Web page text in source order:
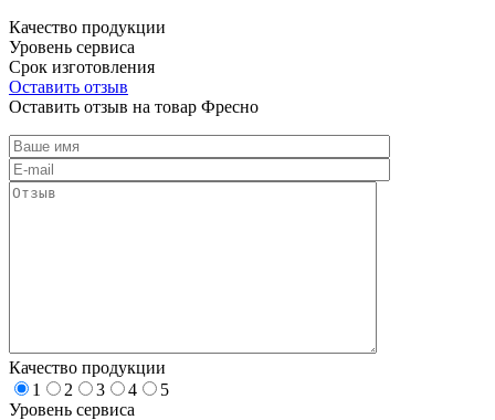
Качество продукции
Уровень сервиса
Срок изготовления
Оставить отзыв
Оставить отзыв на товар Фресно
Качество продукции
1
2 3 4
5
Уровень сервиса